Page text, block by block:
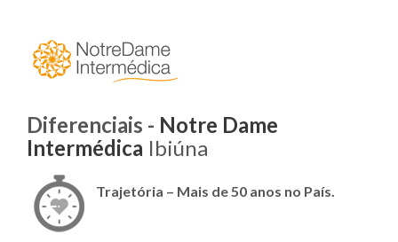
Diferenciais - Notre Dame
Intermédica Ibiúna
Trajetória – Mais de 50 anos no País.